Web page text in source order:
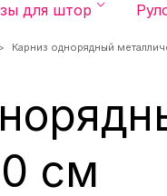
для штор
Карниз однорядный
см